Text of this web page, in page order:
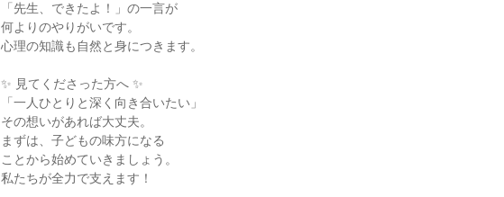
「先生、できたよ！」の一言が
何よりのやりがいです。
心理の知識も自然と身につきます。
✨ 見てくださった方へ ✨
「一人ひとりと深く向き合いたい」
その想いがあれば大丈夫。
まずは、子どもの味方になる
ことから始めていきましょう。
私たちが全力で支えます！